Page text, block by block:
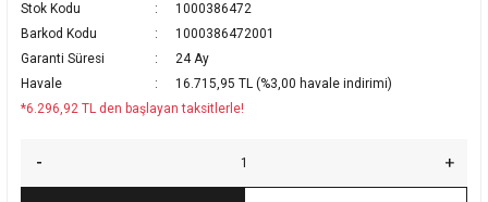
Stok Kodu
1000386472
Barkod Kodu
1000386472001
Garanti Süresi
24 Ay
Havale
16.715,95 TL (%3,00 havale indirimi)
*6.296,92 TL den başlayan taksitlerle!